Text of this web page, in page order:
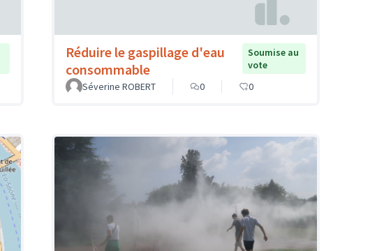
Réduire le gaspillage d'eau
consommable
Soumise au
vote
Séverine ROBERT
0 0